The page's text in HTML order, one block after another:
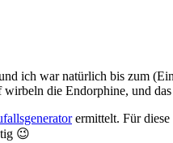
ich war natürlich bis zum
die Endorphine, und
ermittelt. Für diese
😉